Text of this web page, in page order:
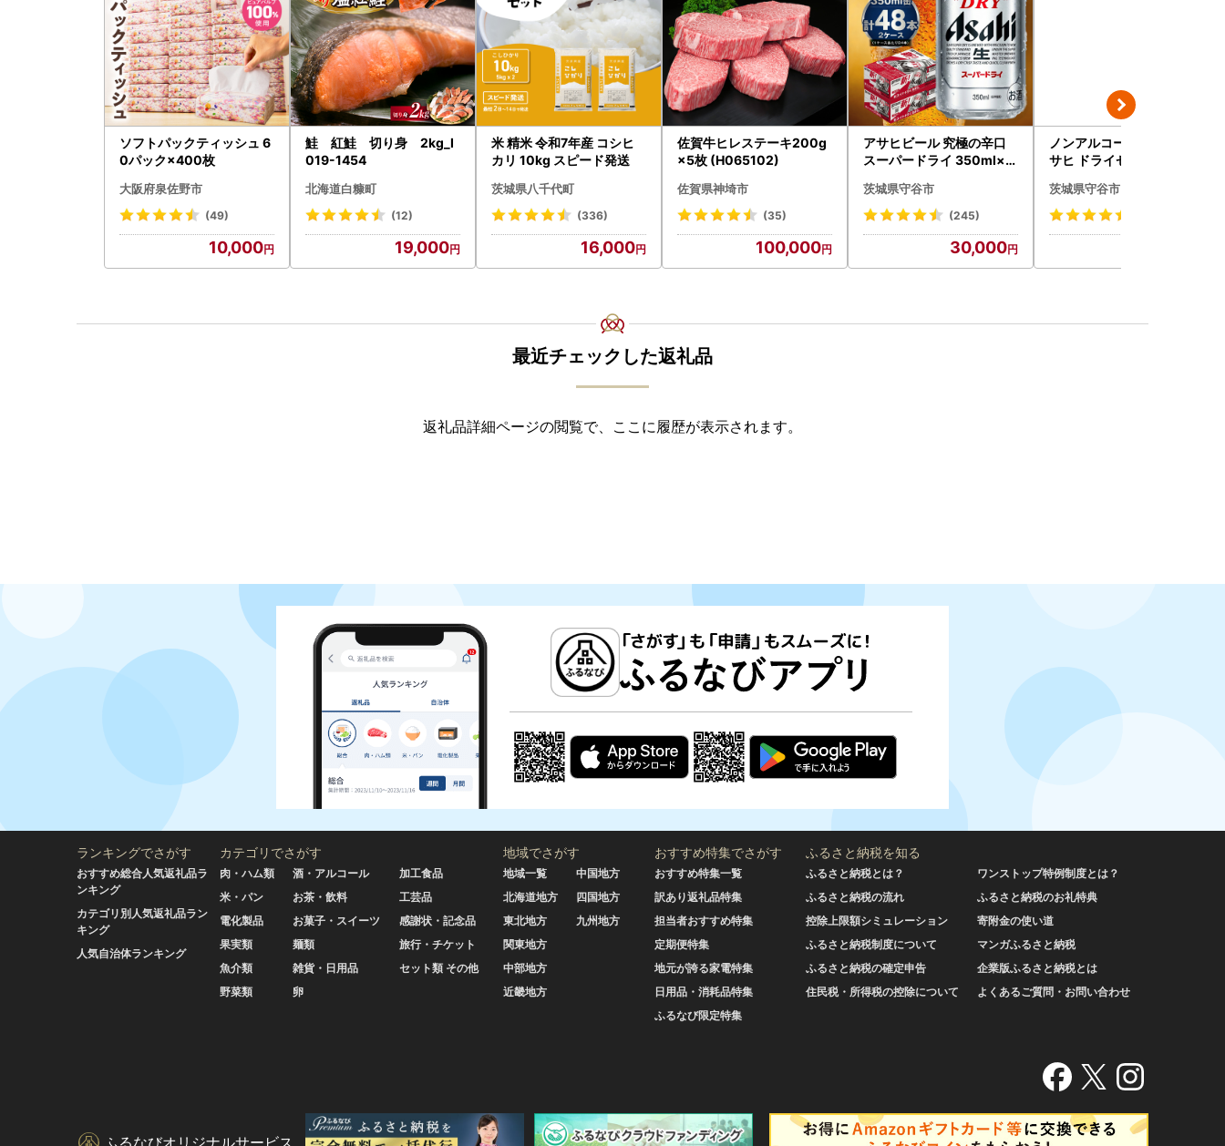
ソフトパックティッシュ 6
0パック×400枚
大阪府泉佐野市
(49)
10,000
鮭 紅鮭 切り身 2kg_I
019-1454
北海道白糠町
(12)
19,000
米 精米 令和7年産 コシヒ
カリ 10kg スピード発送
茨城県八千代町
(336)
16,000
佐賀牛ヒレステーキ200g
×5枚 (H065102)
佐賀県神埼市
(35)
100,000
アサヒビール 究極の辛口
スーパードライ 350ml×4
茨城県守谷市
(245)
30,000
ノンアルコールビール ア
サヒ ドライゼロ 350ml 24
守谷市
茨城県守谷市
最近チェックした返礼品
返礼品詳細ページの閲覧で、ここに履歴が表示されます。
ランキングでさがす
おすすめ総合人気返礼品ラ
ンキング
カテゴリ別人気返礼品ラン
キング
人気自治体ランキング
カテゴリでさがす
肉・ハム類
米・パン
電化製品
果実類
魚介類
野菜類
酒・アルコール
お茶・飲料
お菓子・スイーツ
麺類
雑貨・日用品
卵
加工食品
工芸品
感謝状・記念品
旅行・チケット
セット類 その他
地域でさがす
地域一覧
北海道地方
東北地方
関東地方
中部地方
近畿地方
中国地方
四国地方
九州地方
おすすめ特集でさがす
おすすめ特集一覧
訳あり返礼品特集
担当者おすすめ特集
定期便特集
地元が誇る家電特集
日用品・消耗品特集
ふるなび限定特集
ふるさと納税を知る
ふるさと納税とは？
ふるさと納税の流れ
控除上限額シミュレーション
ふるさと納税制度について
ふるさと納税の確定申告
住民税・所得税の控除について
ワンストップ特例制度とは？
ふるさと納税のお礼特典
寄附金の使い道
マンガふるさと納税
企業版ふるさと納税とは
よくあるご質問・お問い合わせ